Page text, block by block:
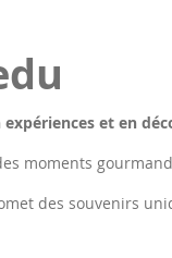
et en
moments
des souvenirs